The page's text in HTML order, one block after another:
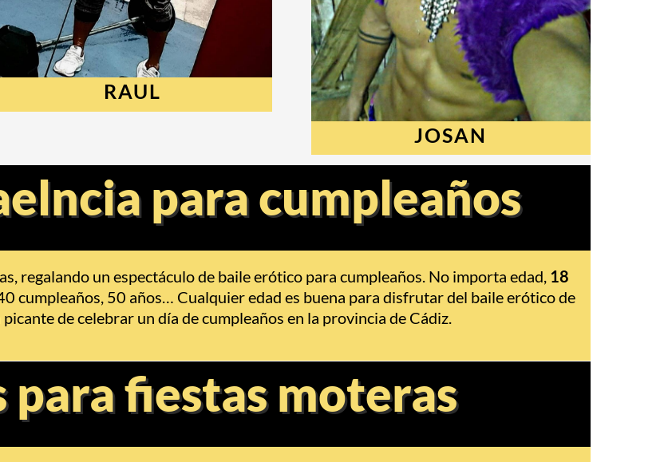
RAUL
JOSAN
para cumpleaños
regalando un espectáculo de baile erótico para cumpleaños. No importa edad, 18
cumpleaños, 50 años… Cualquier edad es buena para disfrutar del baile erótico de
de celebrar un día de cumpleaños en la provincia de Cádiz.
para fiestas moteras